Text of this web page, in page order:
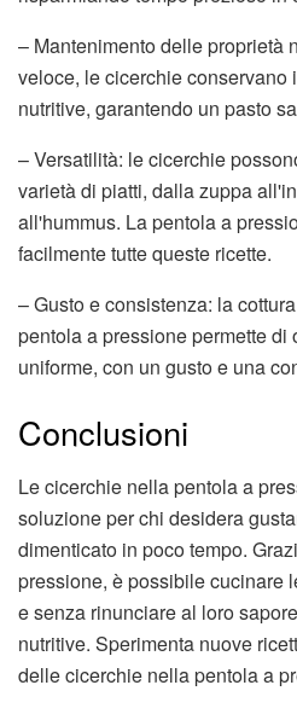
– Mantenimento delle proprietà
veloce, le cicerchie conservano
nutritive, garantendo un pasto
– Versatilità: le cicerchie
varietà di piatti, dalla zuppa
all'hummus. La pentola a
facilmente tutte queste ricette.
– Gusto e consistenza: la
pentola a pressione permette di
uniforme, con un gusto e una
Conclusioni
Le cicerchie nella pentola a
soluzione per chi desidera
dimenticato in poco tempo.
pressione, è possibile cucinare
e senza rinunciare al loro
nutritive. Sperimenta nuove
delle cicerchie nella pentola a